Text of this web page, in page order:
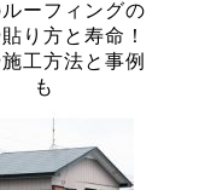
ーフィングの
り方と寿命！
工方法と事例
も